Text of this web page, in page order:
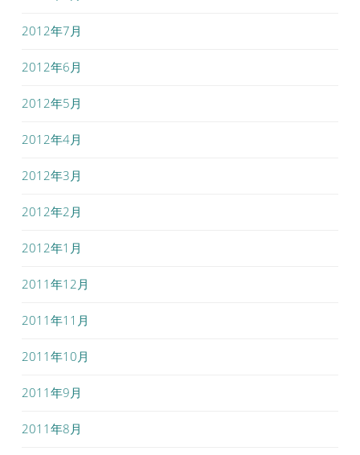
2012年7月
2012年6月
2012年5月
2012年4月
2012年3月
2012年2月
2012年1月
2011年12月
2011年11月
2011年10月
2011年9月
2011年8月